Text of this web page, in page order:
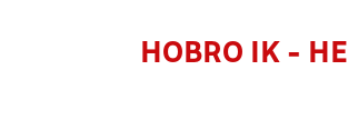
HOBRO IK - HEI